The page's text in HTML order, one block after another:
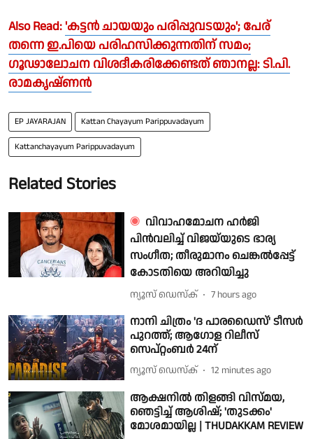
Also Read: 'കട്ടന്‍ ചായയും പരിപ്പുവടയും'; പേര്
തന്നെ ഇ.പിയെ പരിഹസിക്കുന്നതിന് സമം;
ഗൂഢാലോചന വിശദീകരിക്കേണ്ടത് ഞാനല്ല: ടി.പി.
രാമകൃഷ്ണന്‍
EP JAYARAJAN Kattan Chayayum Parippuvadayum
Kattanchayayum Parippuvadayum
Related Stories
വിവാഹമോചന ഹർജി
പിൻവലിച്ച് വിജയ്‌യുടെ ഭാര്യ
സംഗീത; തീരുമാനം ചെങ്കൽപ്പേട്ട്
കോടതിയെ അറിയിച്ചു
ന്യൂസ് ഡെസ്ക് 7 hours ago
നാനി ചിത്രം 'ദ പാരഡൈസ്' ടീസർ
പുറത്ത്; ആഗോള റിലീസ്
സെപ്റ്റംബർ 24ന്
ന്യൂസ് ഡെസ്ക് 12 minutes ago
ആക്ഷനിൽ തിളങ്ങി വിസ്മയ,
ഞെട്ടിച്ച് ആശിഷ്; 'തുടക്കം'
മോശമായില്ല | THUDAKKAM REVIEW